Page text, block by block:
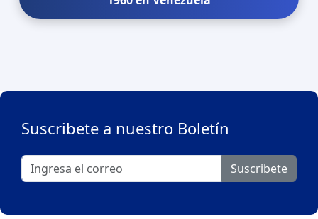
Suscribete a nuestro Boletín
Suscribete